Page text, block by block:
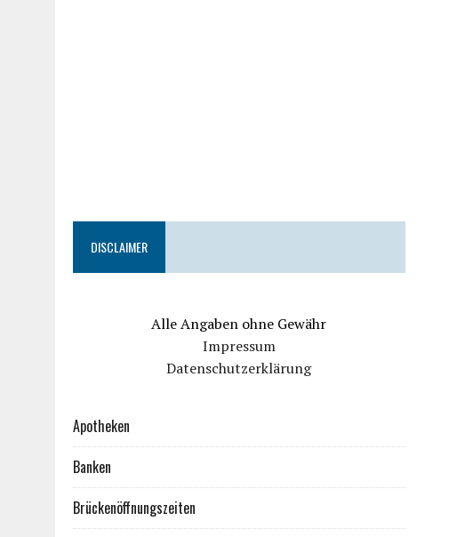
DISCLAIMER
Alle Angaben ohne Gewähr
Impressum
Datenschutzerklärung
Apotheken
Banken
Brückenöffnungszeiten